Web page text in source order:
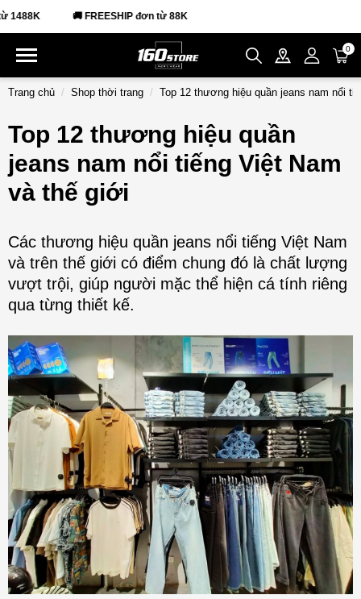
đơn từ 88K
0
Trang chủ Shop thời trang Top 12 thương hiệu quần jeans nam nổi
Top 12 thương hiệu quần
jeans nam nổi tiếng Việt Nam
và thế giới
Các thương hiệu quần jeans nổi tiếng Việt Nam
và trên thế giới có điểm chung đó là chất lượng
vượt trội, giúp người mặc thể hiện cá tính riêng
qua từng thiết kế.